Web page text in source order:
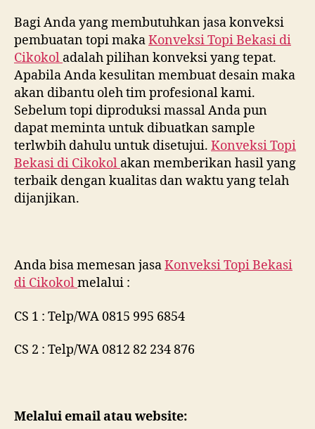
Bagi Anda yang membutuhkan jasa konveksi
pembuatan topi makaKonveksi Topi Bekasi di
Cikokol adalah pilihan konveksi yang tepat.
Apabila Anda kesulitan membuat desain maka
akan dibantu oleh tim profesional kami.
Sebelum topi diproduksi massal Anda pun
dapat meminta untuk dibuatkan sample
terlwbih dahulu untuk disetujui. Konveksi Topi
Bekasi di Cikokol akan memberikan hasil yang
terbaik dengan kualitas dan waktu yang telah
dijanjikan.
Anda bisa memesan jasaKonveksi Topi Bekasi
di Cikokolmelalui :
CS 1 : Telp/WA 0815 995 6854
CS 2 : Telp/WA 0812 82 234 876
Melalui email atau website: